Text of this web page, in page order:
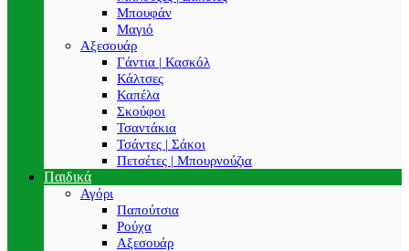
Μπουφάν
Μαγιό
Αξεσουάρ
Γάντια | Κασκόλ
Κάλτσες
Καπέλα
Σκούφοι
Τσαντάκια
Τσάντες | Σάκοι
Πετσέτες | Μπουρνούζια
Παιδικά
Αγόρι
Παπούτσια
Ρούχα
Αξεσουάρ